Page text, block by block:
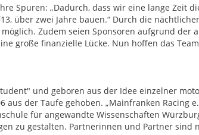
Spuren: „Dadurch, dass wir eine lange Zeit
über zwei Jahre bauen.“ Durch die
Zudem seien Sponsoren aufgrund der
große finanzielle Lücke. Nun hoffen das
und geboren aus der Idee einzelner
aus der Taufe gehoben. „Mainfranken Racing
für angewandte Wissenschaften
zu gestalten. Partnerinnen und Partner sind